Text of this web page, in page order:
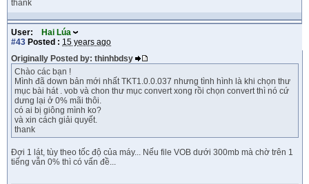
thank
User:
Hai Lúa
#43 Posted : 15 years ago
Originally Posted by: thinhbdsy
Chào các bạn !
Mình đã down bản mới nhất TKT1.0.0.037 nhưng tình hình là khi chọn thư
mục bài hát . vob và chon thư mục convert xong rồi chọn convert thì nó cứ
dưng lại ở 0% mãi thôi.
có ai bị giông mình ko?
và xin cách giải quyết.
thank
Đợi 1 lát, tùy theo tốc độ của máy... Nếu file VOB dưới 300mb mà chờ trên 1
tiếng vẫn 0% thì có vấn đề...